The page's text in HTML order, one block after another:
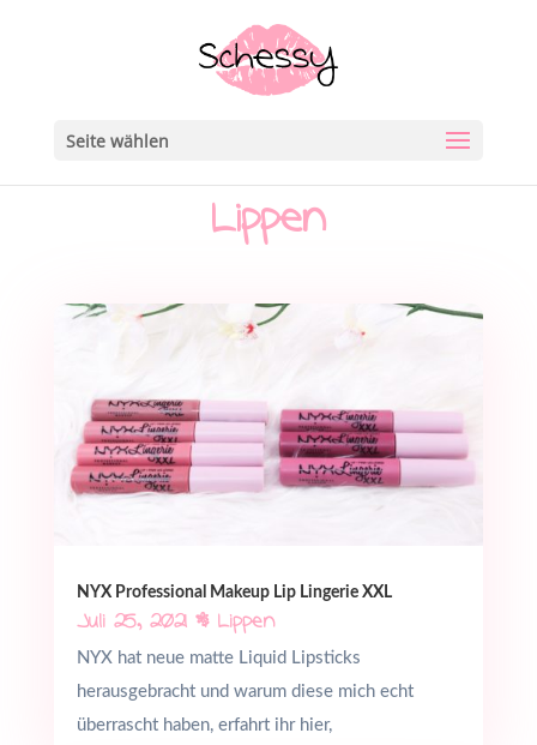
Seite wählen
Lippen
NYX Professional Makeup Lip Lingerie XXL
Juli 25, 2021| Lippen
NYX hat neue matte Liquid Lipsticks
herausgebracht und warum diese mich echt
überrascht haben, erfahrt ihr hier,